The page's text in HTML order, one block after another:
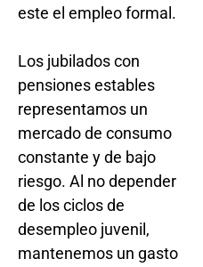
este el empleo formal.
Los jubilados con
pensiones estables
representamos un
mercado de consumo
constante y de bajo
riesgo. Al no depender
de los ciclos de
desempleo juvenil,
mantenemos un gasto